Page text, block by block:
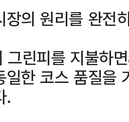
장의 원리를 완전
그린피를 지불하
일한 코스 품질을
.